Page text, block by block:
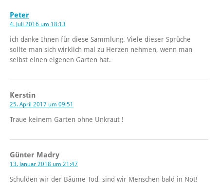
Peter
4. Juli 2016 um 18:13
ich danke Ihnen für diese Sammlung. Viele dieser Sprüche
sollte man sich wirklich mal zu Herzen nehmen, wenn man
selbst einen eigenen Garten hat.
Kerstin
25. April 2017 um 09:51
Traue keinem Garten ohne Unkraut !
Günter Madry
13. Januar 2018 um 21:47
Schulden wir der Bäume Tod, sind wir Menschen bald in Not!